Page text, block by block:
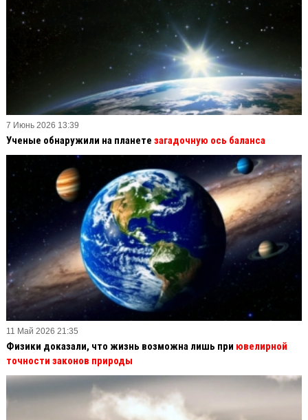
7 Июнь 2026 13:39
Ученые обнаружили на планете загадочную ось баланса
11 Май 2026 21:35
Физики доказали, что жизнь возможна лишь при ювелирной
точности законов природы